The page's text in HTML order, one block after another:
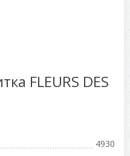
FLEURS DES
4930